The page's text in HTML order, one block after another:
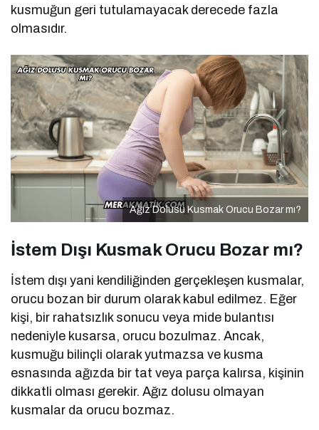
kusmuğun geri tutulamayacak derecede fazla
olmasıdır.
Ağız Dolusu Kusmak Orucu Bozar mı?
İstem Dışı Kusmak Orucu Bozar mı?
İstem dışı yani kendiliğinden gerçekleşen kusmalar,
orucu bozan bir durum olarak kabul edilmez. Eğer
kişi, bir rahatsızlık sonucu veya mide bulantısı
nedeniyle kusarsa, orucu bozulmaz. Ancak,
kusmuğu bilinçli olarak yutmazsa ve kusma
esnasında ağızda bir tat veya parça kalırsa, kişinin
dikkatli olması gerekir. Ağız dolusu olmayan
kusmalar da orucu bozmaz.